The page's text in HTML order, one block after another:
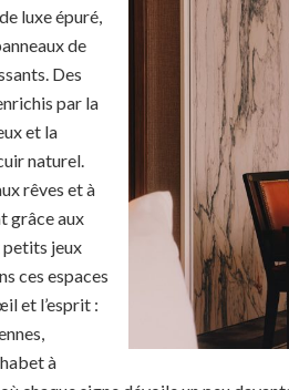
luxe épuré,
de
Des
par la
et la
naturel.
rêves et à
grâce aux
petits jeux
ces espaces
et l’esprit :
à